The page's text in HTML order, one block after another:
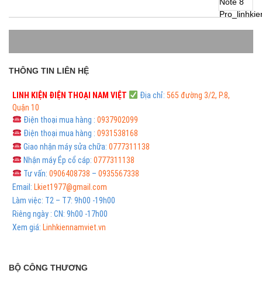
THÔNG TIN LIÊN HỆ
LINH KIỆN ĐIỆN THOẠI NAM VIỆT Địa chỉ: 565 đường 3/2, P.8,
Quận 10
Điện thoại mua hàng : 0937902099
Điện thoại mua hàng : 0931538168
Giao nhận máy sửa chữa: 0777311138
Nhận máy Ép cổ cáp: 0777311138
Tư vấn: 0906408738 – 0935567338
Email: Lkiet1977@gmail.com
Làm việc: T2 – T7: 9h00 -19h00
Riêng ngày : CN: 9h00 -17h00
Xem giá: Linhkiennamviet.vn
BỘ CÔNG THƯƠNG